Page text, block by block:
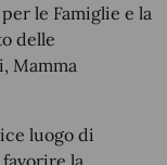
le Famiglie e la
delle
Mamma
luogo di
favorire la